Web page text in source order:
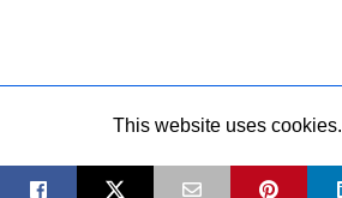
This website uses cookies.